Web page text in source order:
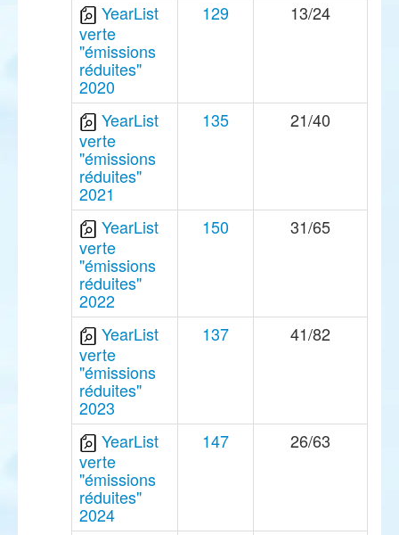
YearList
verte
"émissions
réduites"
2020
129 13/24
YearList
verte
"émissions
réduites"
2021
135 21/40
YearList
verte
"émissions
réduites"
2022
150 31/65
YearList
verte
"émissions
réduites"
2023
137 41/82
YearList
verte
"émissions
réduites"
2024
147 26/63